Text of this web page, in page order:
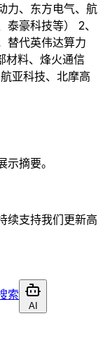
力、东方电气、航
豪科技等） 2、
替代英伟达算力
材料、烽火通信
亚科技、北摩高
摘要。
续支持我们更新高
索
AI